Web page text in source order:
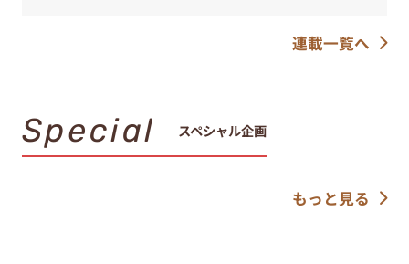
連載一覧へ
Special スペシャル企画
もっと見る